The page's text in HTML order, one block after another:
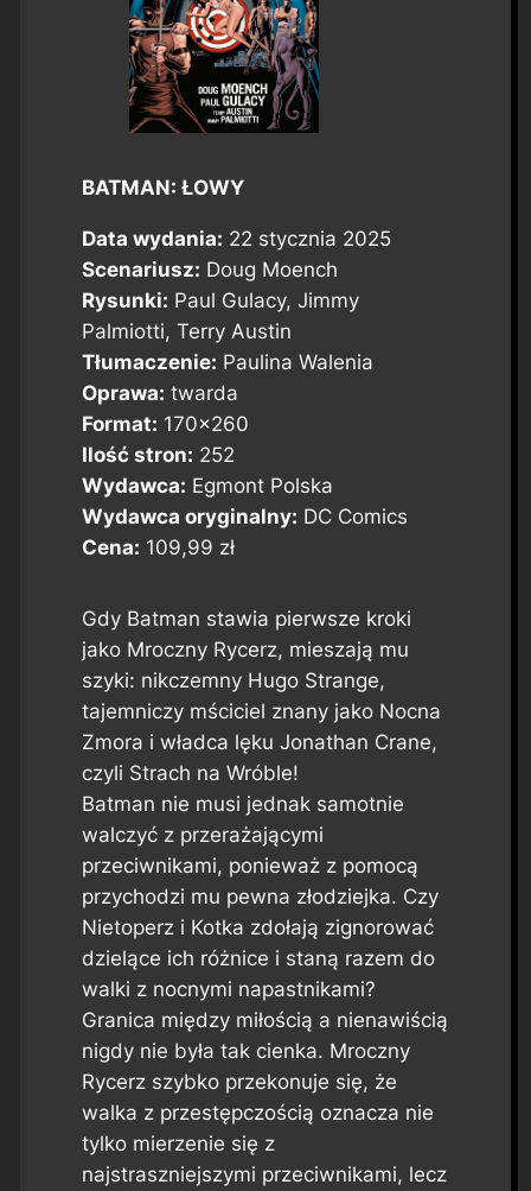
BATMAN: ŁOWY
Data wydania: 22 stycznia 2025
Scenariusz: Doug Moench
Rysunki: Paul Gulacy, Jimmy
Palmiotti, Terry Austin
Tłumaczenie: Paulina Walenia
Oprawa: twarda
Format: 170×260
Ilość stron: 252
Wydawca: Egmont Polska
Wydawca oryginalny: DC Comics
Cena: 109,99 zł
Gdy Batman stawia pierwsze kroki
jako Mroczny Rycerz, mieszają mu
szyki: nikczemny Hugo Strange,
tajemniczy mściciel znany jako Nocna
Zmora i władca lęku Jonathan Crane,
czyli Strach na Wróble!
Batman nie musi jednak samotnie
walczyć z przerażającymi
przeciwnikami, ponieważ z pomocą
przychodzi mu pewna złodziejka. Czy
Nietoperz i Kotka zdołają zignorować
dzielące ich różnice i staną razem do
walki z nocnymi napastnikami?
Granica między miłością a nienawiścią
nigdy nie była tak cienka. Mroczny
Rycerz szybko przekonuje się, że
walka z przestępczością oznacza nie
tylko mierzenie się z
najstraszniejszymi przeciwnikami, lecz